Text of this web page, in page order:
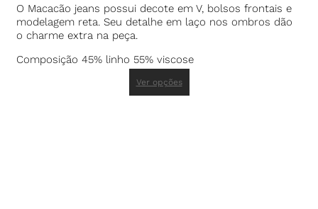
O Macacão jeans possui decote em V, bolsos frontais e
modelagem reta. Seu detalhe em laço nos ombros dão
o charme extra na peça.
Composição 45% linho 55% viscose
Ver opções